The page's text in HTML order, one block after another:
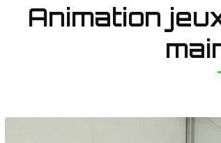
Animation